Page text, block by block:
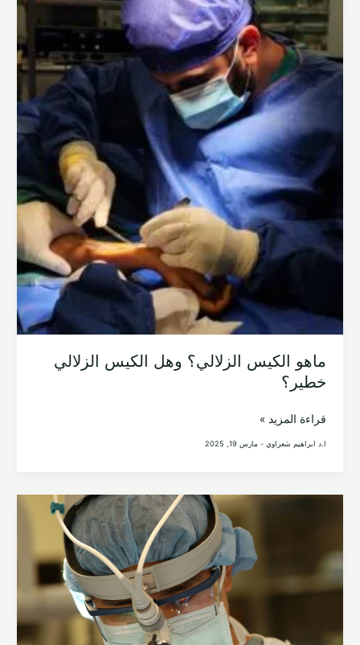
ماهو الكيس الزلالي؟ وهل الكيس الزلالي
خطير؟
ماهو
الكيس
الكيس
قراءة المزيد »
ا.د ابراهيم شعراوي - مارس 19, 2025